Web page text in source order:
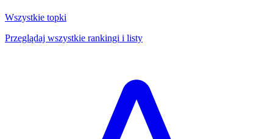
Wszystkie topki
Przeglądaj wszystkie rankingi i listy